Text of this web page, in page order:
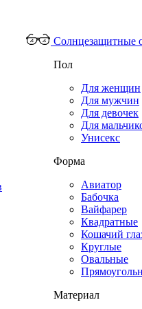
Солнцезащитные
Пол
Для женщин
Для мужчин
Для девочек
Для
Унисекс
Форма
Авиатор
Бабочка
Вайфарер
Квадратные
Кошачий
Круглые
Овальные
Материал